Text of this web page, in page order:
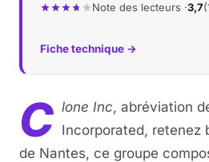
Note des lecteurs ·3,7
Fiche technique →
C lone Inc, abréviation
Incorporated, retenez
de Nantes, ce groupe